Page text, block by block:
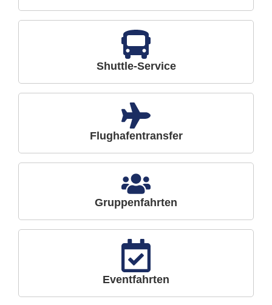
Shuttle-Service
Flughafentransfer
Gruppenfahrten
Eventfahrten